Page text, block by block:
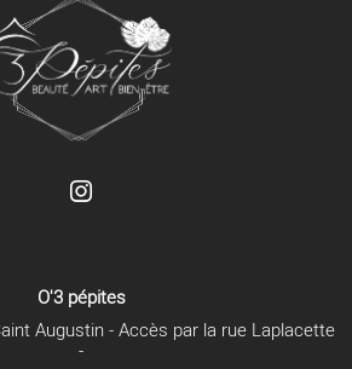
O'3 pépites
Augustin - Accès par la rue Laplacette
-